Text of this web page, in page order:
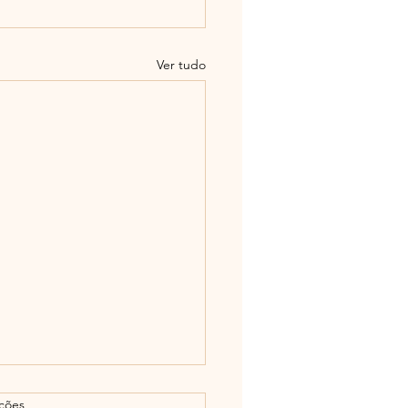
Ver tudo